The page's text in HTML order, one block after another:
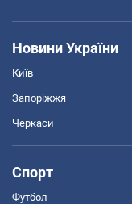
Новини України
Київ
Запоріжжя
Черкаси
Спорт
Футбол